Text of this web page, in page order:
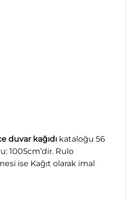
duvar kağıdı kataloğu 56
1005cm’dir. Rulo
ise Kağıt olarak imal